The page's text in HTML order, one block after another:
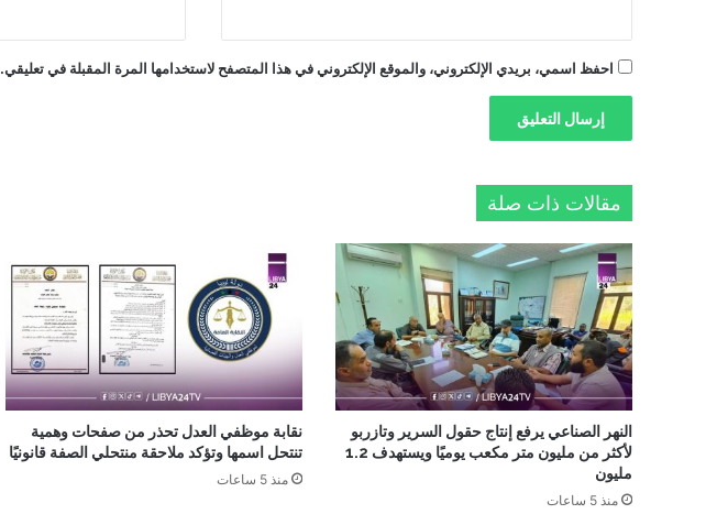
احفظ اسمي، بريدي الإلكتروني، والموقع الإلكتروني في هذا المتصفح لاستخدامها المرة المقبلة في تعليقي.
مقالات ذات صلة
النهر الصناعي يرفع إنتاج حقول السرير وتازربو
لأكثر من مليون متر مكعب يوميًا ويستهدف 1.2
مليون
منذ 5 ساعات
نقابة موظفي العدل تحذر من صفحات وهمية
تنتحل اسمها وتؤكد ملاحقة منتحلي الصفة قانونيًا
منذ 5 ساعات